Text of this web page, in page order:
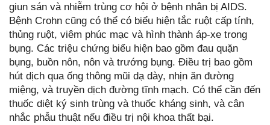
giun sán và nhiễm trùng cơ hội ở bệnh nhân bị AIDS.
Bệnh Crohn cũng có thể có biểu hiện tắc ruột cấp tính,
thủng ruột, viêm phúc mạc và hình thành áp-xe trong
bụng. Các triệu chứng biểu hiện bao gồm đau quặn
bụng, buồn nôn, nôn và trướng bụng. Điều trị bao gồm
hút dịch qua ống thông mũi dạ dày, nhịn ăn đường
miệng, và truyền dịch đường tĩnh mạch. Có thể cần đến
thuốc diệt ký sinh trùng và thuốc kháng sinh, và cân
nhắc phẫu thuật nếu điều trị nội khoa thất bại.